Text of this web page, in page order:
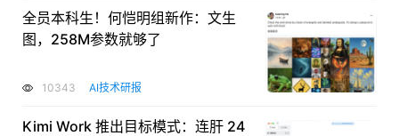
全员本科生！何恺明组新作：文生
图，258M参数就够了
10343 AI技术研报
Kimi Work 推出目标模式：连肝 24